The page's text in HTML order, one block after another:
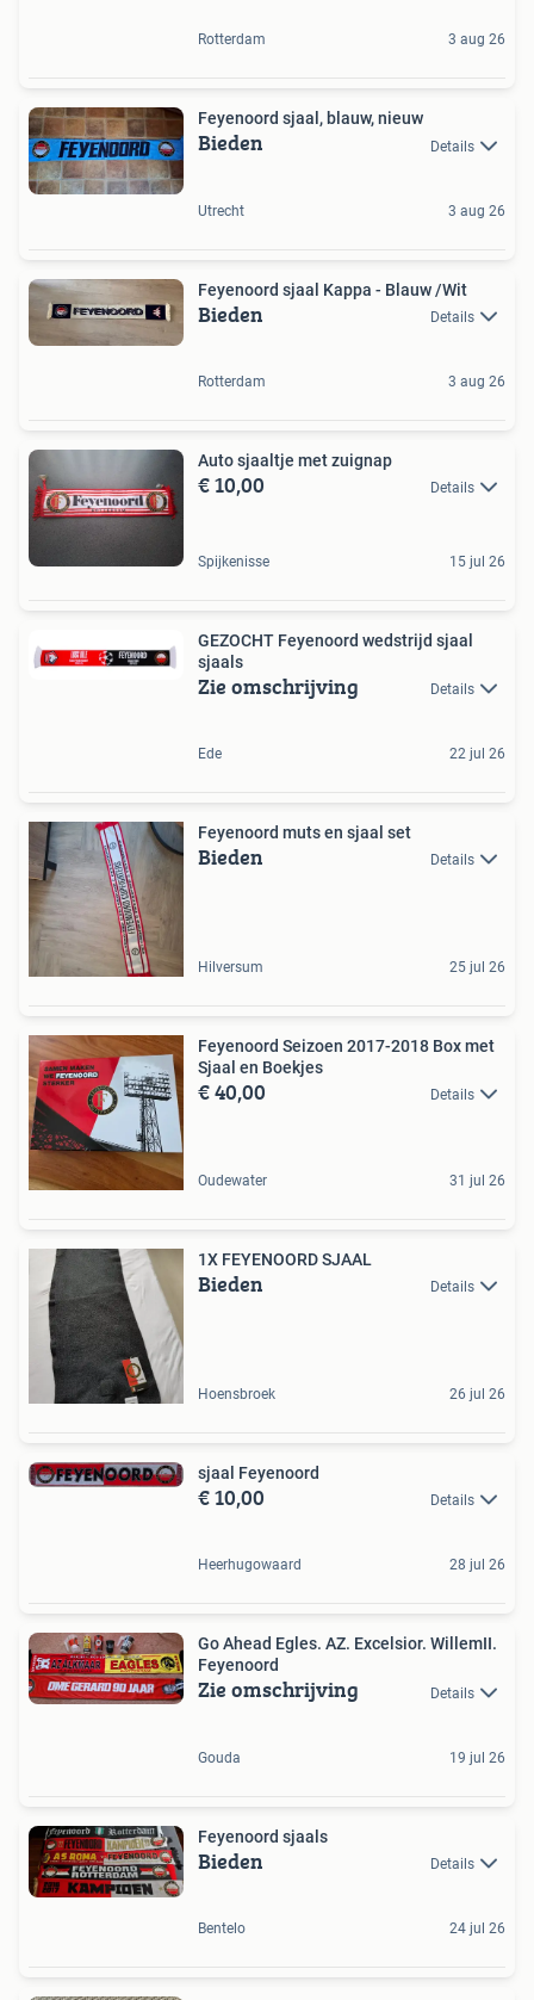
Rotterdam 3 aug 26
Feyenoord sjaal, blauw, nieuw
Bieden Details
Utrecht 3 aug 26
Feyenoord sjaal Kappa - Blauw /Wit
Bieden Details
Rotterdam 3 aug 26
Auto sjaaltje met zuignap
€ 10,00 Details
Spijkenisse 15 jul 26
GEZOCHT Feyenoord wedstrijd sjaal
sjaals
Zie omschrijving Details
Ede 22 jul 26
Feyenoord muts en sjaal set
Bieden Details
Hilversum 25 jul 26
Feyenoord Seizoen 2017-2018 Box met
Sjaal en Boekjes
€ 40,00 Details
Oudewater 31 jul 26
1X FEYENOORD SJAAL
Bieden Details
Hoensbroek 26 jul 26
sjaal Feyenoord
€ 10,00 Details
Heerhugowaard 28 jul 26
Go Ahead Egles. AZ. Excelsior. WillemII.
Feyenoord
Zie omschrijving Details
Gouda 19 jul 26
Feyenoord sjaals
Bieden Details
Bentelo 24 jul 26